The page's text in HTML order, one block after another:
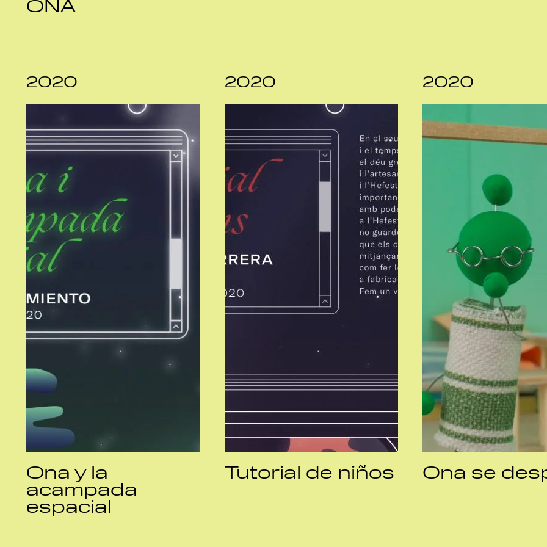
ONA
2020
Ona y la
acampada
espacial
2020
Tutorial de niños
2020
Ona se